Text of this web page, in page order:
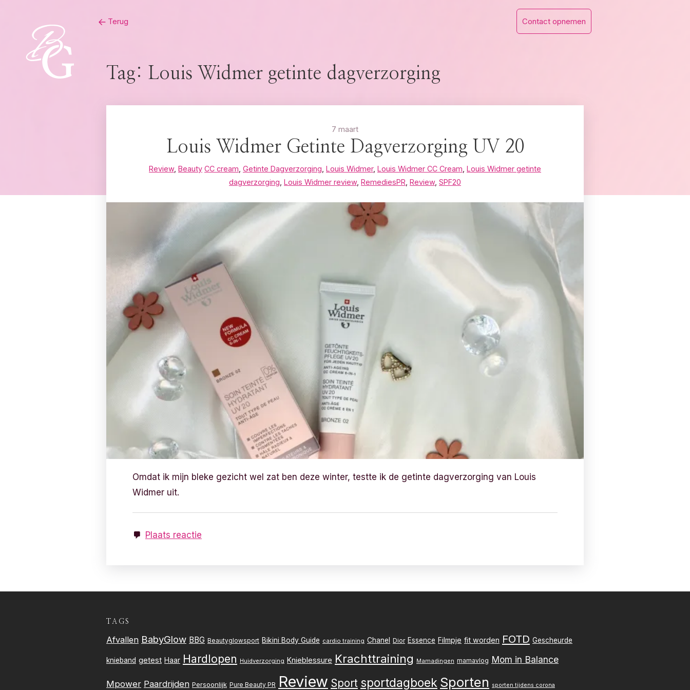
Terug Contact opnemen
Tag: Louis Widmer getinte dagverzorging
7 maart
Louis Widmer Getinte Dagverzorging UV 20
Review, Beauty CC cream Getinte Dagverzorging Louis Widmer, Louis Widmer CC Cream Louis Widmer getinte
dagverzorging Louis Widmer review, RemediesPR Review, SPF20
Omdat ik mijn bleke gezicht wel zat ben deze winter, testte ik de getinte dagverzorging van Louis
Widmer uit.
Plaats reactie
TAGS
Afvallen BabyGlow BBG Beautyglowsport Bikini Body Guide cardio training Chanel Dior Essence Filmpje fit worden FOTD Gescheurde
knieband getest Haar Hardlopen Huidverzorging Knieblessure Krachttraining Mamadingen mamavlog Mom in Balance
Mpower Paardrijden Persoonlijk Pure Beauty PR Review Sport sportdagboek Sporten sporten tijdens corona